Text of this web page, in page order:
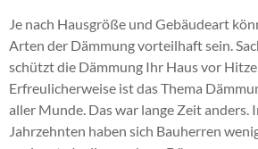
Anlaufstation für
Die Gemeinde Altenholz gliedert
Ortsteile: Stift, Klausdorf, Knoop,
Kubitzberg, Dehnhöft und
Altenholz – Kleinstadt mit
Ihr Portemonaie entlasten. Haupt
bietet Ihnen eine professionell
Dämmarbeit nach dem derzeitigen
Natürlich legen wir allergrößten
perfekten Service. Es ist uns wichtig,
Jahre Nutzen von unserer Arbeit
Neumünster Boostedt,
Nordfriesland,Fußbodendämmung
Hohenwestedt,Wärmedämmung
Grosshansdorf,Altbaudämmung
Innendämmung Geesthacht,
Heikendorf Laboe Mönkeberg
Je nach Hausgröße und Gebäudeart
Arten der Dämmung vorteilhaft sein.
schützt die Dämmung Ihr Haus vor
Erfreulicherweise ist das Thema
aller Munde. Das war lange Zeit anders.
Jahrzehnten haben sich Bauherren